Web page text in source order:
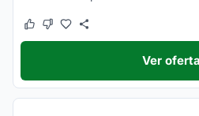
Este cupom funcionou
Este cupom não funcionou
Ver oferta